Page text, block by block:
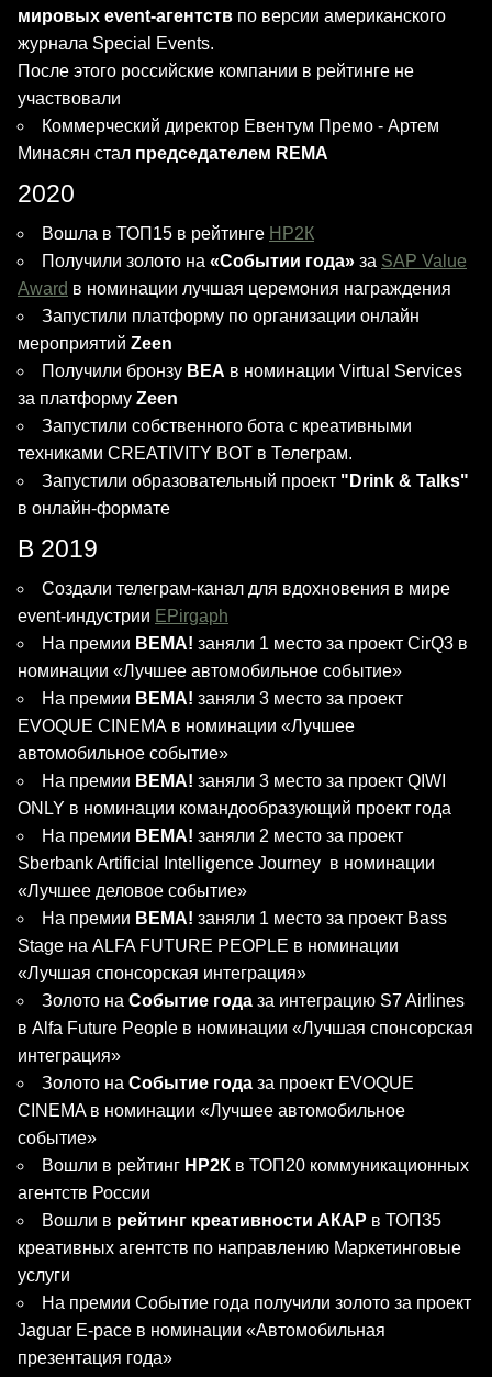
мировых event-агентств по версии американского
журнала Special Events.
После этого российские компании в рейтинге не
участвовали
Коммерческий директор Евентум Премо - Артем
Минасян стал председателем REMA
2020
Вошла в ТОП15 в рейтинге НР2К
Получили золото на «Событии года» за SAP Value
Award в номинации лучшая церемония награждения
Запустили платформу по организации онлайн
мероприятий Zeen
Получили бронзу BEA в номинации Virtual Services
за платформу Zeen
Запустили собственного бота с креативными
техниками CREATIVITY BOT в Телеграм.
Запустили образовательный проект "Drink & Talks"
в онлайн-формате
В 2019
Создали телеграм-канал для вдохновения в мире
event-индустрии EPirgaph
На премии BEMA! заняли 1 место за проект CirQ3 в
номинации «Лучшее автомобильное событие»
На премии BEMA! заняли 3 место за проект
EVOQUE CINEMA в номинации «Лучшее
автомобильное событие»
На премии BEMA! заняли 3 место за проект QIWI
ONLY в номинации командообразующий проект года
На премии BEMA! заняли 2 место за проект
Sberbank Artificial Intelligence Journey в номинации
«Лучшее деловое событие»
На премии BEMA! заняли 1 место за проект Bass
Stage на ALFA FUTURE PEOPLE в номинации
«Лучшая спонсорская интеграция»
Золото на Событие года за интеграцию S7 Airlines
в Alfa Future People в номинации «Лучшая спонсорская
интеграция»
Золото на Событие года за проект EVOQUE
CINEMA в номинации «Лучшее автомобильное
событие»
Вошли в рейтинг НР2К в ТОП20 коммуникационных
агентств России
Вошли в рейтинг креативности АКАР в ТОП35
креативных агентств по направлению Маркетинговые
услуги
На премии Событие года получили золото за проект
Jaguar E-pace в номинации «Автомобильная
презентация года»